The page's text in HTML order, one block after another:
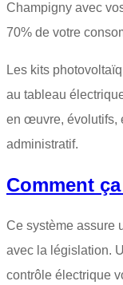
Champigny avec
70% de votre
Les kits
au tableau
en œuvre, évolutifs,
administratif.
Comment
Ce système assure
avec la législation.
contrôle électrique